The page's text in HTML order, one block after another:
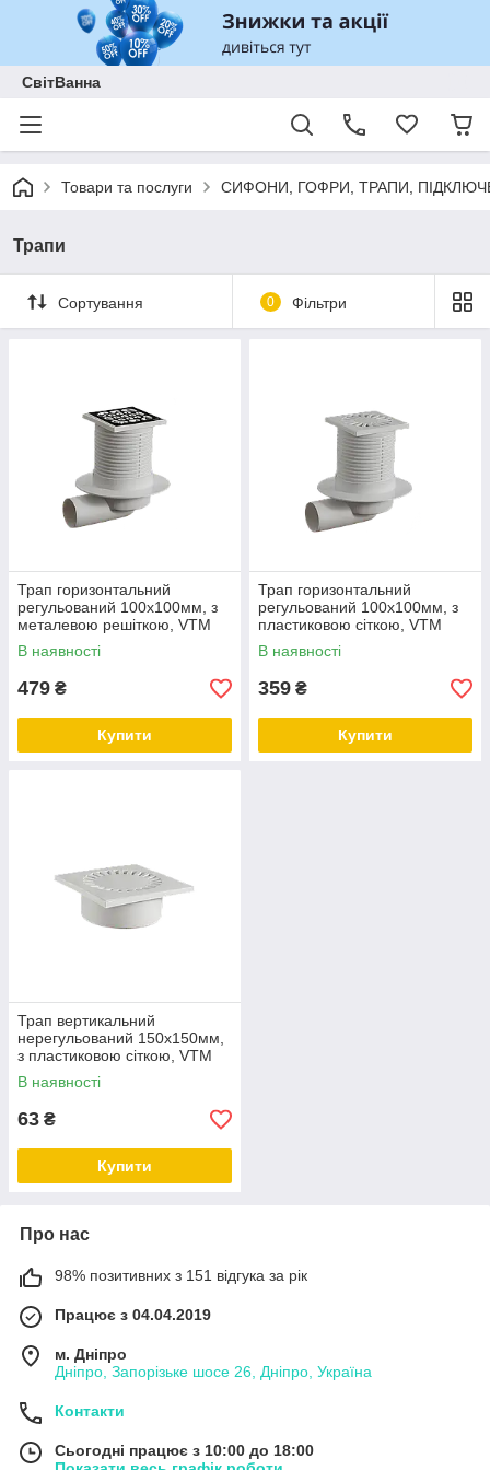
СвітВанна
Товари та послуги СИФОНИ, ГОФРИ, ТРАПИ,
Трапи
Сортування 0 Фільтри
Трап горизонтальний
регульований 100х100мм, з
металевою решіткою, VTM
ТО-3210
В наявності
479 ₴
Купити
Трап горизонтальний
регульований 100х100мм, з
пластиковою сіткою, VTM
ТО-3110
В наявності
359 ₴
Купити
Трап вертикальний
нерегульований 150х150мм,
з пластиковою сіткою, VTM
ТО-2115
В наявності
63 ₴
Купити
Про нас
98% позитивних з 151 відгука за рік
Працює з 04.04.2019
м. Дніпро
Дніпро, Запорізьке шосе 26, Дніпро, Україна
Контакти
Сьогодні працює з 10:00 до 18:00